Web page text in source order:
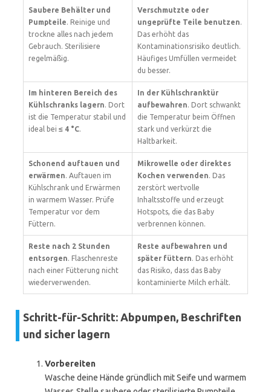
Saubere Behälter und
Pumpteile. Reinige und
trockne alles nach jedem
Gebrauch. Sterilisiere
regelmäßig.
Verschmutzte oder
ungeprüfte Teile benutzen.
Das erhöht das
Kontaminationsrisiko deutlich.
Häufiges Umfüllen vermeidet
du besser.
Im hinteren Bereich des
Kühlschranks lagern. Dort
ist die Temperatur stabil und
ideal bei ≤ 4 °C.
In der Kühlschranktür
aufbewahren. Dort schwankt
die Temperatur beim Öffnen
stark und verkürzt die
Haltbarkeit.
Schonend auftauen und
erwärmen. Auftauen im
Kühlschrank und Erwärmen
in warmem Wasser. Prüfe
Temperatur vor dem
Füttern.
Mikrowelle oder direktes
Kochen verwenden. Das
zerstört wertvolle
Inhaltsstoffe und erzeugt
Hotspots, die das Baby
verbrennen können.
Reste nach 2 Stunden
entsorgen. Flaschenreste
nach einer Fütterung nicht
wiederverwenden.
Reste aufbewahren und
später füttern. Das erhöht
das Risiko, dass das Baby
kontaminierte Milch erhält.
Schritt-für-Schritt: Abpumpen, Beschriften
und sicher lagern
Vorbereiten
Wasche deine Hände gründlich mit Seife und warmem